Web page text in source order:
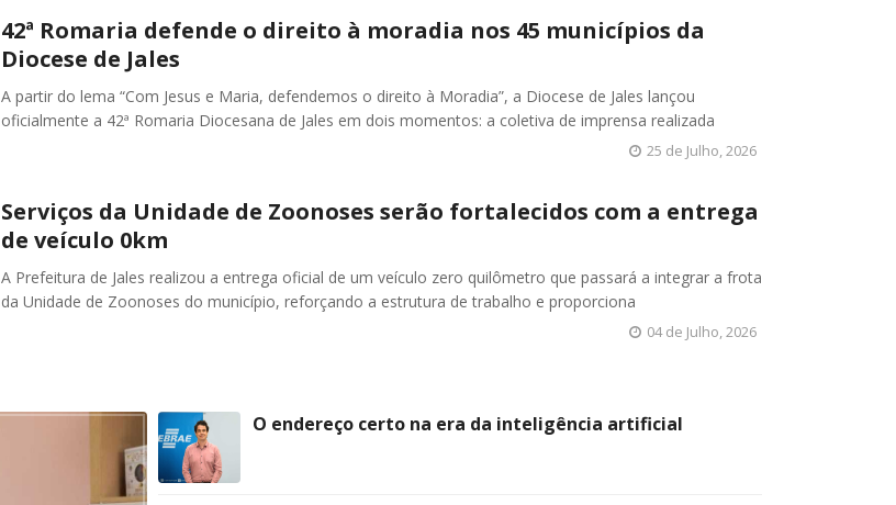
42ª Romaria defende o direito à moradia nos 45 municípios da
Diocese de Jales
A partir do lema “Com Jesus e Maria, defendemos o direito à Moradia”, a Diocese de Jales lançou
oficialmente a 42ª Romaria Diocesana de Jales em dois momentos: a coletiva de imprensa realizada
25 de Julho, 2026
Serviços da Unidade de Zoonoses serão fortalecidos com a entrega
de veículo 0km
A Prefeitura de Jales realizou a entrega oficial de um veículo zero quilômetro que passará a integrar a frota
da Unidade de Zoonoses do município, reforçando a estrutura de trabalho e proporciona
04 de Julho, 2026
O endereço certo na era da inteligência artificial